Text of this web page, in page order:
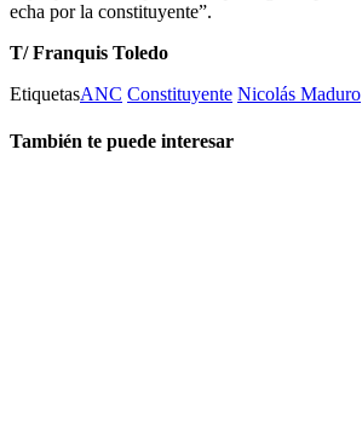
echa por la constituyente”.
T/ Franquis Toledo
EtiquetasANC Constituyente Nicolás Maduro
También te puede interesar